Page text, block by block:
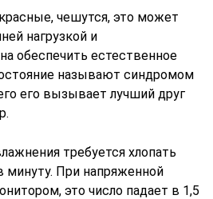
чешутся, это может
нагрузкой и
обеспечить естественное
называют синдромом
его вызывает лучший друг
требуется хлопать
минуту. При напряженной
это число падает в 1,5